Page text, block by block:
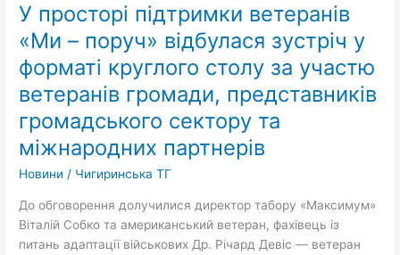
У просторі підтримки ветеранів
«Ми – поруч» відбулася зустріч у
форматі круглого столу за участю
ветеранів громади, представників
громадського сектору та
міжнародних партнерів
Новини / Чигиринська ТГ
До обговорення долучилися директор табору «Максимум»
Віталій Собко та американський ветеран, фахівець із
питань адаптації військових Др. Річард Девіс — ветеран
підтримки
ветеранів
«Ми
–
поруч»
відбулася
зустріч
у
форматі
столу
за
участю